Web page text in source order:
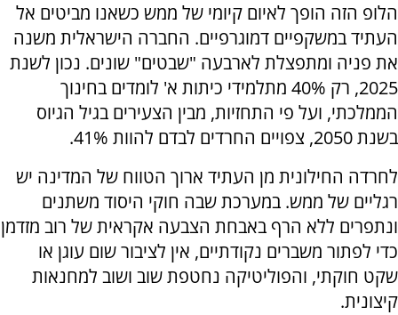
​הלופ הזה הופך לאיום קיומי של ממש כשאנו מביטים אל
העתיד במשקפיים דמוגרפיים. החברה הישראלית משנה
את פניה ומתפצלת לארבעה "שבטים" שונים. נכון לשנת
2025, רק 40% מתלמידי כיתות א' לומדים בחינוך
הממלכתי, ועל פי התחזיות, מבין הצעירים בגיל הגיוס
בשנת 2050, צפויים החרדים לבדם להוות 41%.
לחרדה החילונית מן העתיד ארוך הטווח של המדינה יש
רגליים של ממש. במערכת שבה חוקי היסוד משתנים
ונתפרים ללא הרף באבחת הצבעה אקראית של רוב מזדמן
כדי לפתור משברים נקודתיים, אין לציבור שום עוגן או
שקט חוקתי, והפוליטיקה נחטפת שוב ושוב למחנאות
קיצונית.